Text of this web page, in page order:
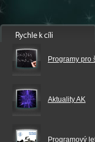
Programy pro
Aktuality AK
Programový